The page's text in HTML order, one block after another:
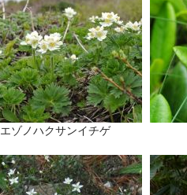
エゾノハクサンイチゲ